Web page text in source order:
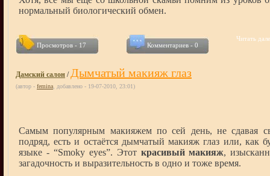
нормальный биологический обмен.
Просмотров - 17 Комментариев - 0
Читать
Дамский салон / Дымчатый макияж глаз
(автор - femina , добавлено - 19-07-2010, 23:01)
Самым популярным макияжем по сей день, не сдавая
подряд, есть и остаётся дымчатый макияж глаз или, как
языке - “Smoky eyes”. Этот красивый макияж,
загадочность и выразительность в одно и тоже время.